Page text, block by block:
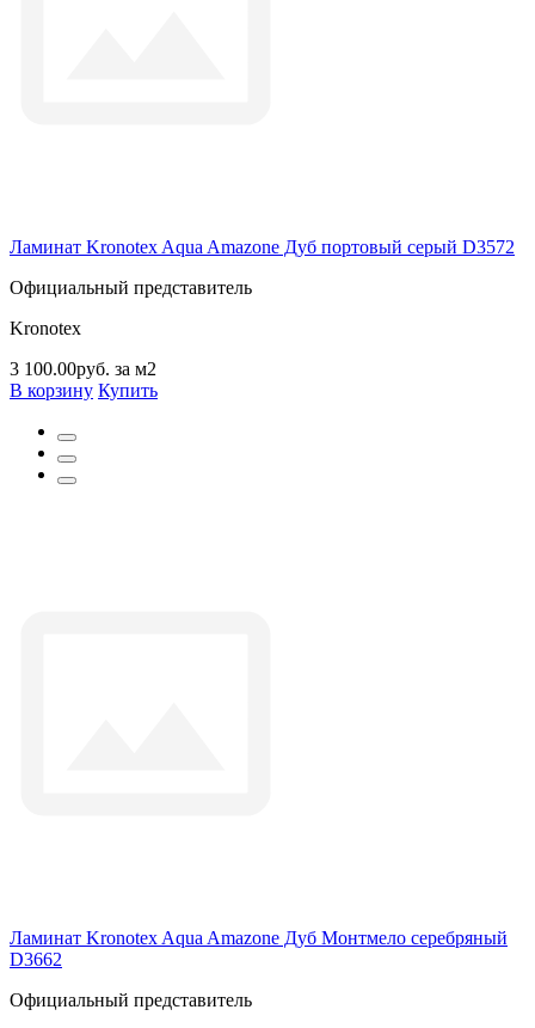
Ламинат Kronotex Aqua Amazone Дуб портовый серый D3572
Официальный представитель
Kronotex
3 100.00руб. за м2
В корзину Купить
Ламинат Kronotex Aqua Amazone Дуб Монтмело серебряный
D3662
Официальный представитель